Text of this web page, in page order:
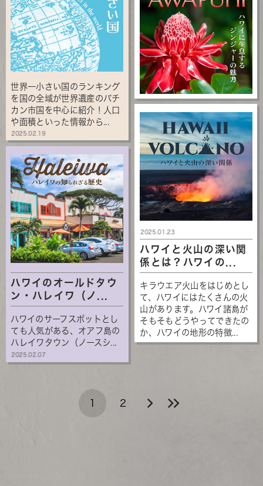
世界一小さい国のランキング
を国の全域が世界遺産のバチ
カン市国を中心に紹介！人口
や面積といった情報から...
2025.02.19
ハワイのオールドタウ
ン・ハレイワ（ノ...
ハワイのサーフスポットとし
ても人気がある、オアフ島の
ハレイワタウン（ノースシ...
2025.02.07
ハワイと火山の深い関
係とは？ハワイの...
キラウエア火山をはじめとし
て、ハワイにはたくさんの火
山があります。ハワイ諸島が
そもそもどうやってできたの
か、ハワイの地形の特徴...
2025.01.23
1 2